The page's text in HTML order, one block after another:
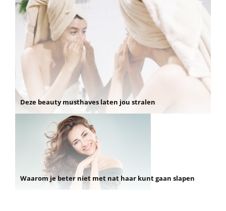
Deze beauty musthaves laten jou stralen
Waarom je beter niet met nat haar kunt gaan slapen